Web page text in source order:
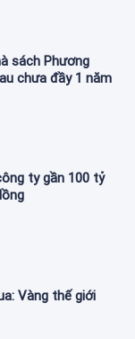
sách Phương
chưa đầy 1 năm
ty gần 100 tỷ
Vàng thế giới